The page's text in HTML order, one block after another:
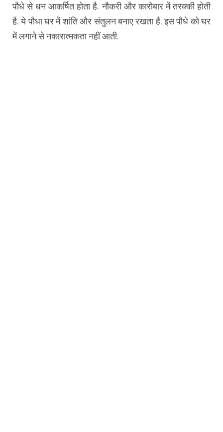
पौधे से धन आकर्षित होता है. नौकरी और कारोबार में तरक्की होती
है. ये पौधा घर में शांति और संतुलन बनाए रखता है. इस पौधे को घर
में लगाने से नकारात्मकता नहीं आती.